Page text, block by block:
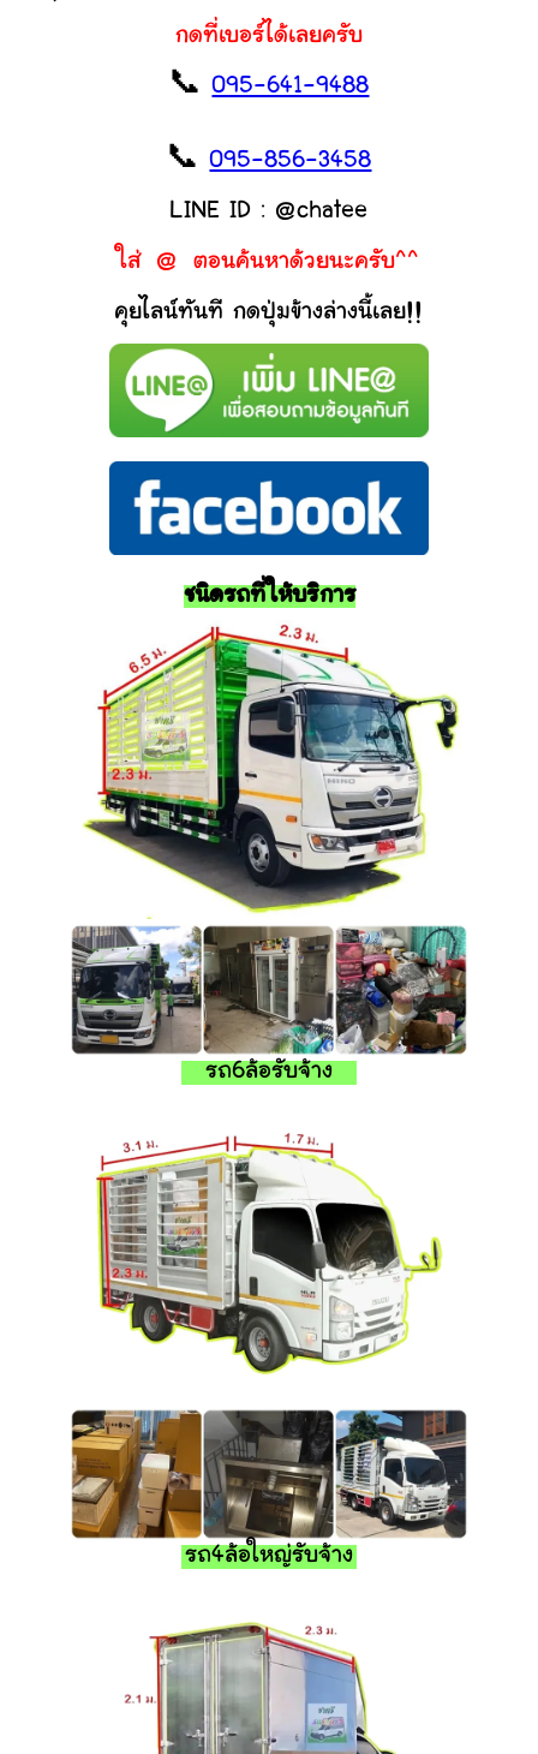
กดที่เบอร์ได้เลยครับ
📞095-641-9488
📞095-856-3458
LINE ID : @chatee
ใส่ @ ตอนค้นหาด้วยนะครับ^^
คุยไลน์ทันที กดปุ่มข้างล่างนี้เลย!!
ชนิดรถที่ให้บริการ
รถ6ล้อรับจ้าง
รถ4ล้อใหญ่รับจ้าง